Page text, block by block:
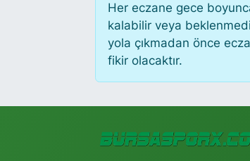
Her eczane gece
kalabilir veya
yola çıkmadan önce
fikir olacaktır.